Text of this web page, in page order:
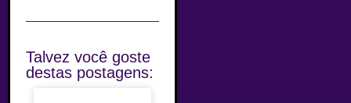
Talvez você goste
destas postagens: